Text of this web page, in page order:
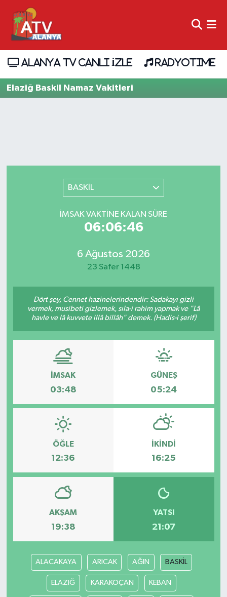
ALANYA TV CANLI İZLE RADYOTIME
Elaziğ Baskil Namaz Vakitleri
BASKİL
İMSAK VAKTINE KALAN SÜRE
06:06:46
6 Ağustos 2026
23 Safer 1448
Dört şey, Cennet hazinelerindendir: Sadakayı gizli
vermek, musibeti gizlemek, sıla-i rahim yapmak ve "Lâ
havle ve lâ kuvvete illâ billâh" demek. (Hadis-i şerif)
İMSAK
03:48
GÜNEŞ
05:24
ÖĞLE
12:36
İKINDI
16:25
AKŞAM
19:38
YATSI
21:07
ALACAKAYA ARICAK AĞIN BASKİL
ELAZIĞ KARAKOÇAN KEBAN